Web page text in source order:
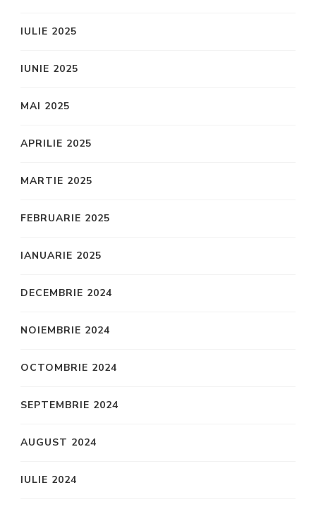
IULIE 2025
IUNIE 2025
MAI 2025
APRILIE 2025
MARTIE 2025
FEBRUARIE 2025
IANUARIE 2025
DECEMBRIE 2024
NOIEMBRIE 2024
OCTOMBRIE 2024
SEPTEMBRIE 2024
AUGUST 2024
IULIE 2024